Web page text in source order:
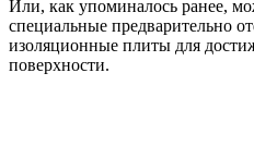
Или, как упоминалось ранее,
специальные предварительно
изоляционные плиты для
поверхности.